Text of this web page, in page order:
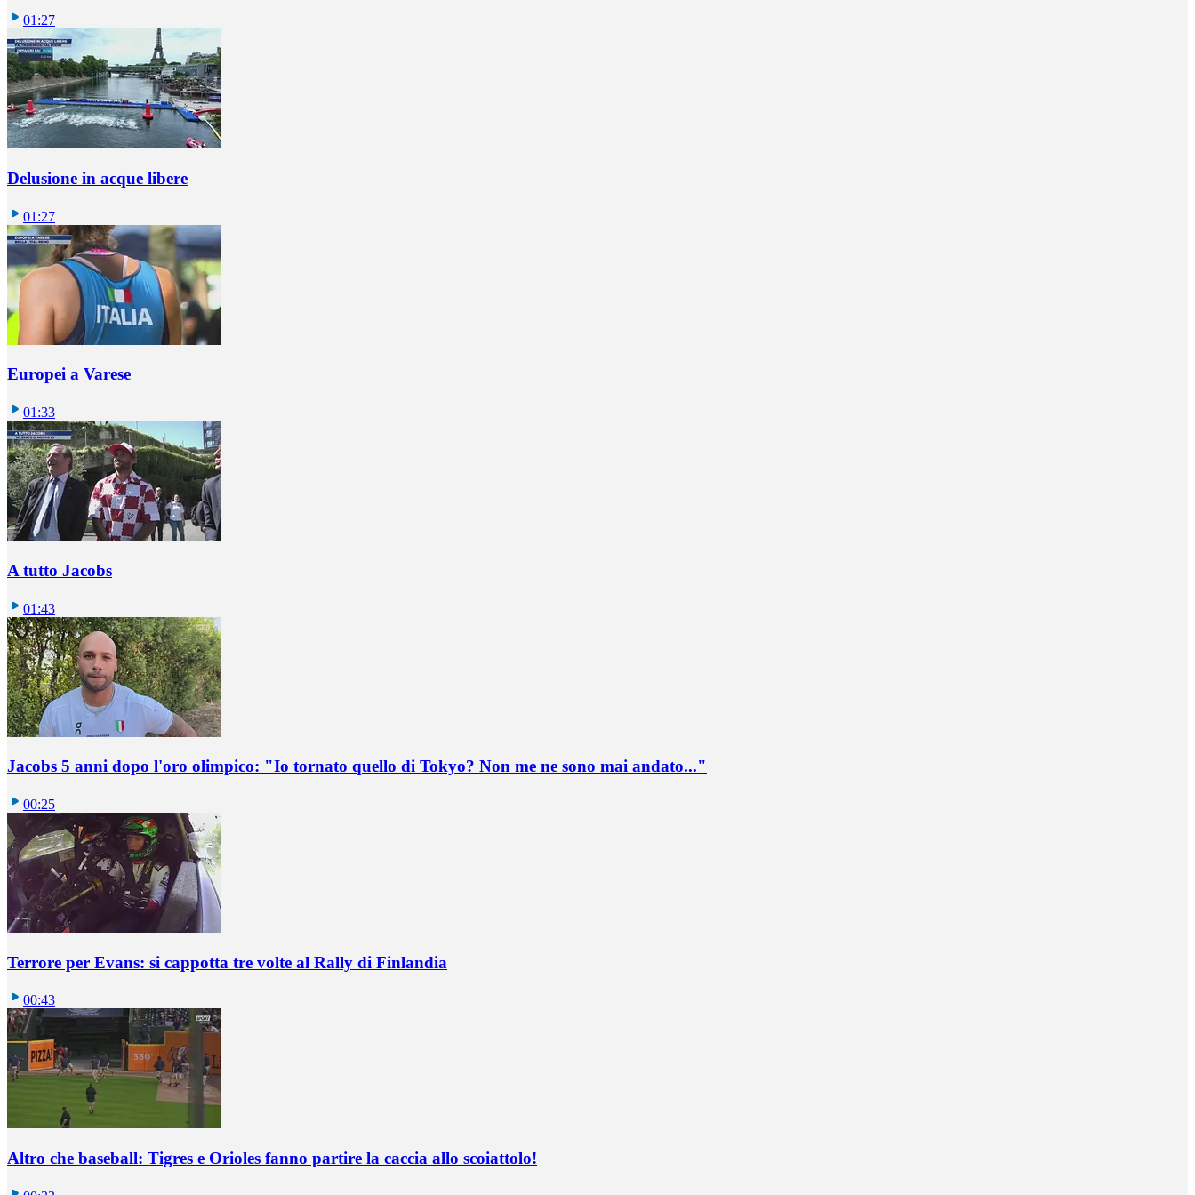
01:27
Delusione in acque libere
01:27
Europei a Varese
01:33
A tutto Jacobs
01:43
Jacobs 5 anni dopo l'oro olimpico: "Io tornato quello di Tokyo? Non me ne sono mai andato..."
00:25
Terrore per Evans: si cappotta tre volte al Rally di Finlandia
00:43
Altro che baseball: Tigres e Orioles fanno partire la caccia allo scoiattolo!